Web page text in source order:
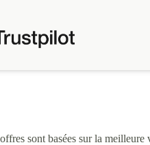
sont basées sur la